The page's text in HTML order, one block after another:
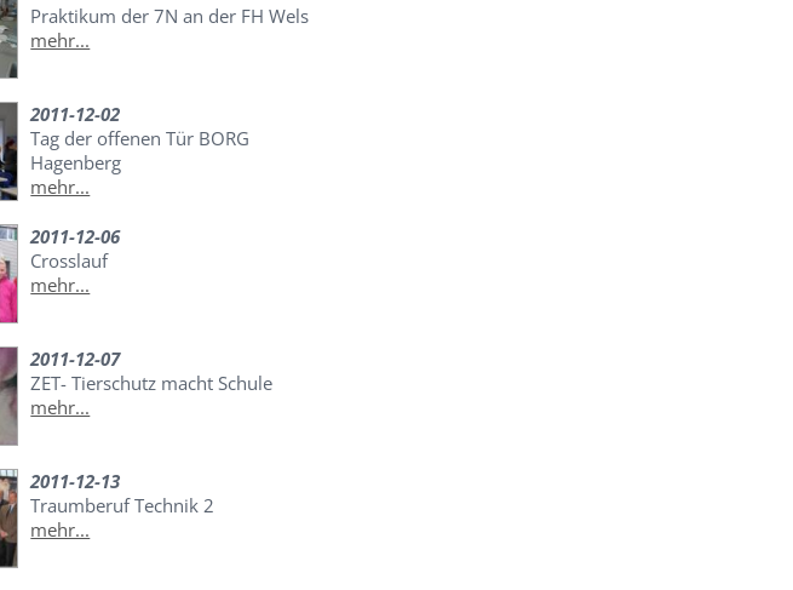
Praktikum der 7N an der FH Wels
mehr...
2011-12-02
Tag der offenen Tür BORG
Hagenberg
mehr...
2011-12-06
Crosslauf
mehr...
2011-12-07
ZET- Tierschutz macht Schule
mehr...
2011-12-13
Traumberuf Technik 2
mehr...